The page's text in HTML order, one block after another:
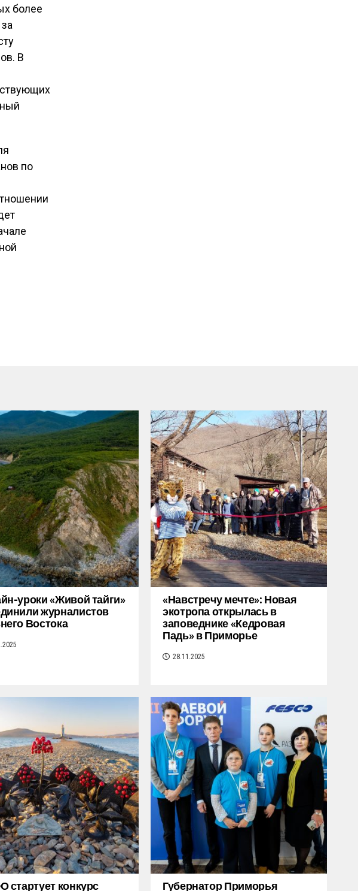
более
В
по
уроки «Живой тайги»
журналистов
Востока
«Навстречу мечте»: Новая
экотропа открылась в
заповеднике «Кедровая
Падь» в Приморье
28.11.2025
стартует конкурс Губернатор Приморья